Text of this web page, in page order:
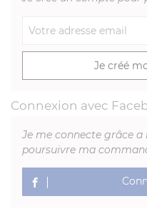
Je créé
Connexion avec
Je me connecte grâce
poursuivre ma